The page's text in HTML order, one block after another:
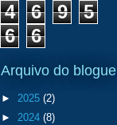
4 6 9
5
6
6
Arquivo do blogue
► 2025 (2)
► 2024 (8)